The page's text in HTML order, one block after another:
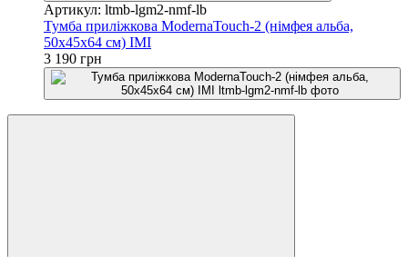
Артикул: ltmb-lgm2-nmf-lb
Тумба приліжкова ModernaTouch-2 (німфея альба,
50x45x64 см) IMI
3 190 грн